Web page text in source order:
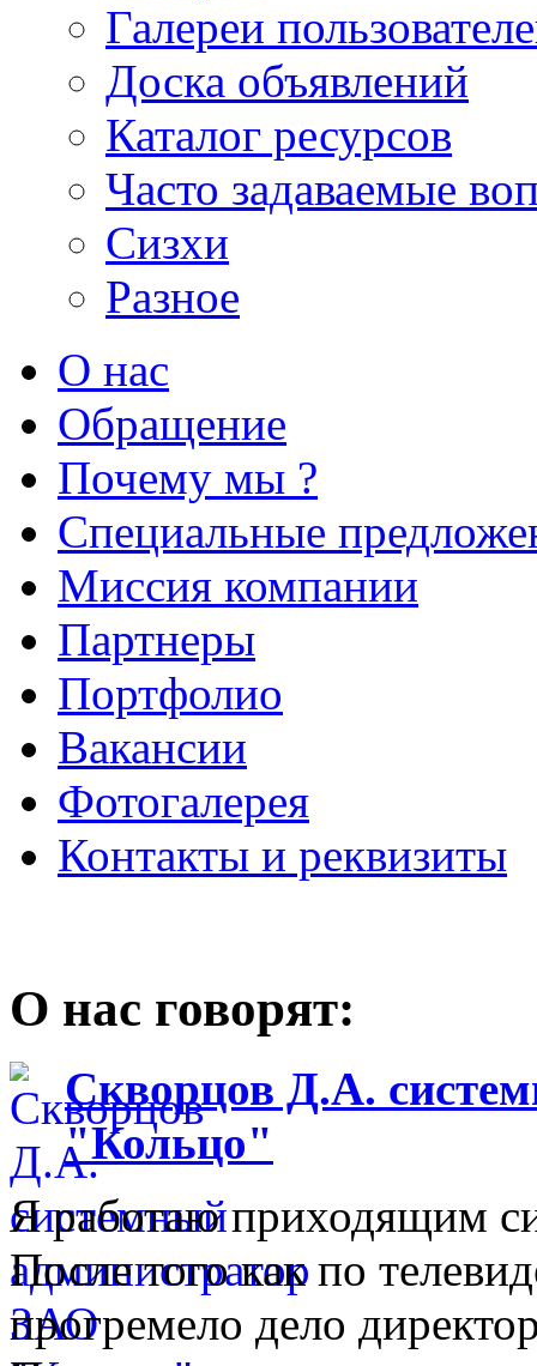
Галереи
Доска объявлений
Каталог ресурсов
Часто задаваемые
Сизхи
Разное
О нас
Обращение
Почему мы ?
Специальные
Миссия компании
Партнеры
Портфолио
Вакансии
Фотогалерея
Контакты и реквизиты
О нас говорят:
Скворцов Д.А.
"Кольцо"
Я работаю приходящим
После того как по
прогремело дело